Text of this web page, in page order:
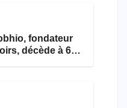
fondateur
décède à 69